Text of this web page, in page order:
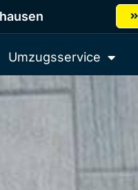
Umzugsservice